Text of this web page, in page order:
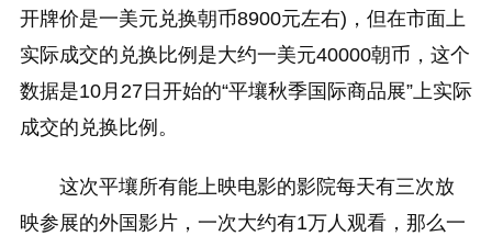
开牌价是一美元兑换朝币8900元左右)，但在市面上
实际成交的兑换比例是大约一美元40000朝币，这个
数据是10月27日开始的“平壤秋季国际商品展”上实际
成交的兑换比例。
这次平壤所有能上映电影的影院每天有三次放
映参展的外国影片，一次大约有1万人观看，那么一